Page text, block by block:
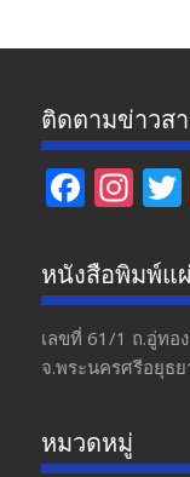
ติดตามข่าวส
F
e
b
o
o
In
a
gr
a
m
หนังสือพิมพ์แ
เลขที่ 61/1 ถ.อู่ทอ
จ.พระนครศรีอยุธ
หมวดหมู่